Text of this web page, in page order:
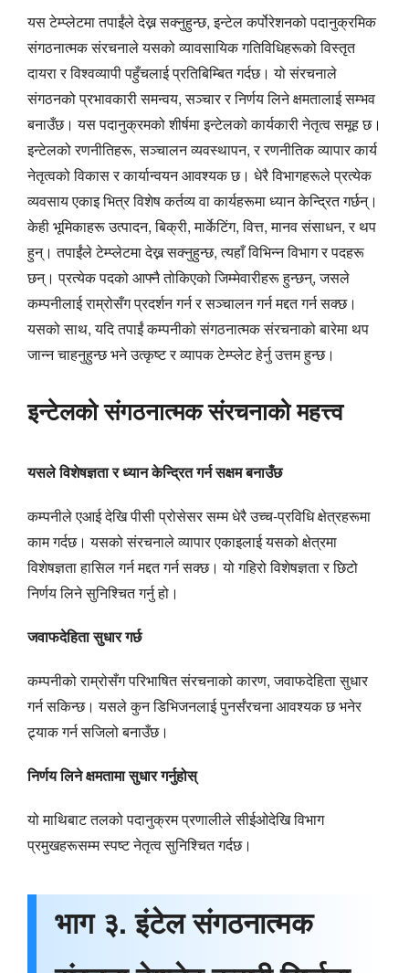
यस टेम्प्लेटमा तपाईंले देख्न सक्नुहुन्छ, इन्टेल कर्पोरेशनको पदानुक्रमिक
संगठनात्मक संरचनाले यसको व्यावसायिक गतिविधिहरूको विस्तृत
दायरा र विश्वव्यापी पहुँचलाई प्रतिबिम्बित गर्दछ। यो संरचनाले
संगठनको प्रभावकारी समन्वय, सञ्चार र निर्णय लिने क्षमतालाई सम्भव
बनाउँछ। यस पदानुक्रमको शीर्षमा इन्टेलको कार्यकारी नेतृत्व समूह छ।
इन्टेलको रणनीतिहरू, सञ्चालन व्यवस्थापन, र रणनीतिक व्यापार कार्य
नेतृत्वको विकास र कार्यान्वयन आवश्यक छ। धेरै विभागहरूले प्रत्येक
व्यवसाय एकाइ भित्र विशेष कर्तव्य वा कार्यहरूमा ध्यान केन्द्रित गर्छन्।
केही भूमिकाहरू उत्पादन, बिक्री, मार्केटिंग, वित्त, मानव संसाधन, र थप
हुन्। तपाईंले टेम्प्लेटमा देख्न सक्नुहुन्छ, त्यहाँ विभिन्न विभाग र पदहरू
छन्। प्रत्येक पदको आफ्नै तोकिएको जिम्मेवारीहरू हुन्छन्, जसले
कम्पनीलाई राम्रोसँग प्रदर्शन गर्न र सञ्चालन गर्न मद्दत गर्न सक्छ।
यसको साथ, यदि तपाईं कम्पनीको संगठनात्मक संरचनाको बारेमा थप
जान्न चाहनुहुन्छ भने उत्कृष्ट र व्यापक टेम्प्लेट हेर्नु उत्तम हुन्छ।
इन्टेलको संगठनात्मक संरचनाको महत्त्व
यसले विशेषज्ञता र ध्यान केन्द्रित गर्न सक्षम बनाउँछ
कम्पनीले एआई देखि पीसी प्रोसेसर सम्म धेरै उच्च-प्रविधि क्षेत्रहरूमा
काम गर्दछ। यसको संरचनाले व्यापार एकाइलाई यसको क्षेत्रमा
विशेषज्ञता हासिल गर्न मद्दत गर्न सक्छ। यो गहिरो विशेषज्ञता र छिटो
निर्णय लिने सुनिश्चित गर्नु हो।
जवाफदेहिता सुधार गर्छ
कम्पनीको राम्रोसँग परिभाषित संरचनाको कारण, जवाफदेहिता सुधार
गर्न सकिन्छ। यसले कुन डिभिजनलाई पुनर्संरचना आवश्यक छ भनेर
ट्र्याक गर्न सजिलो बनाउँछ।
निर्णय लिने क्षमतामा सुधार गर्नुहोस्
यो माथिबाट तलको पदानुक्रम प्रणालीले सीईओदेखि विभाग
प्रमुखहरूसम्म स्पष्ट नेतृत्व सुनिश्चित गर्दछ।
भाग ३. इंटेल संगठनात्मक